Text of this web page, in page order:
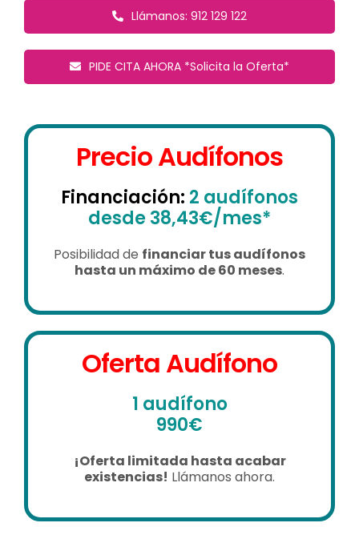
Llámanos: 912 129 122
PIDE CITA AHORA *Solicita la Oferta*
Precio Audífonos
Financiación: 2 audífonos
desde 38,43€/mes*
Posibilidad de financiar tus audífonos
hasta un máximo de 60 meses.
Oferta Audífono
1 audífono
990€
¡Oferta limitada hasta acabar
existencias! Llámanos ahora.